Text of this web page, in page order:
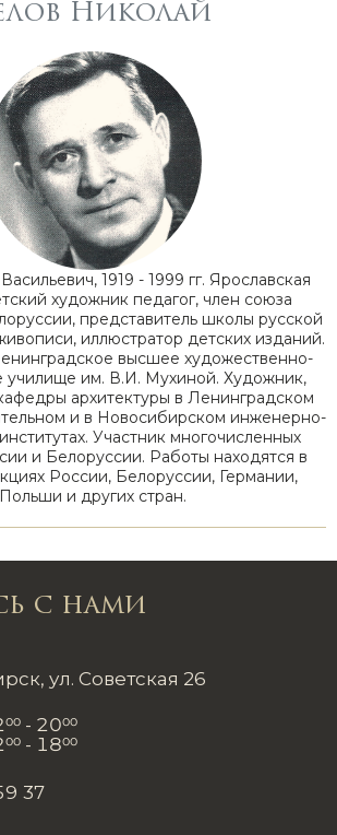
Николай
1919 - 1999 гг. Ярославская
художник педагог, член союза
представитель школы русской
иллюстратор детских изданий.
высшее художественно-
им. В.И. Мухиной. Художник,
архитектуры в Ленинградском
и в Новосибирском инженерно-
Участник многочисленных
и Белоруссии. Работы находятся в
России, Белоруссии, Германии,
Польши и других стран.
с нами
ул. Советская 26
00 - 2000
00 - 1800
37